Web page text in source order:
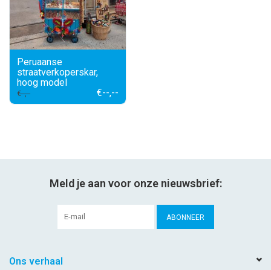
Peruaanse
straatverkoperskar,
hoog model
€--,-- €--,--
Meld je aan voor onze nieuwsbrief:
ABONNEER
Ons verhaal